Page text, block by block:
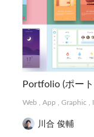
Portfolio (ポー
Web ,App ,Graphic
川合 俊輔